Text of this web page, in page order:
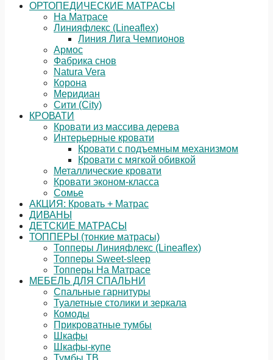
ОРТОПЕДИЧЕСКИЕ МАТРАСЫ
На Матрасе
Линияфлекс (Lineaflex)
Линия Лига Чемпионов
Армос
Фабрика снов
Natura Vera
Корона
Меридиан
Сити (City)
КРОВАТИ
Кровати из массива дерева
Интерьерные кровати
Кровати с подъемным механизмом
Кровати с мягкой обивкой
Металлические кровати
Кровати эконом-класса
Сомье
АКЦИЯ: Кровать + Матрас
ДИВАНЫ
ДЕТСКИЕ МАТРАСЫ
ТОППЕРЫ (тонкие матрасы)
Топперы Линияфлекс (Lineaflex)
Топперы Sweet-sleep
Топперы На Матрасе
МЕБЕЛЬ ДЛЯ СПАЛЬНИ
Спальные гарнитуры
Туалетные столики и зеркала
Комоды
Прикроватные тумбы
Шкафы
Шкафы-купе
Тумбы ТВ